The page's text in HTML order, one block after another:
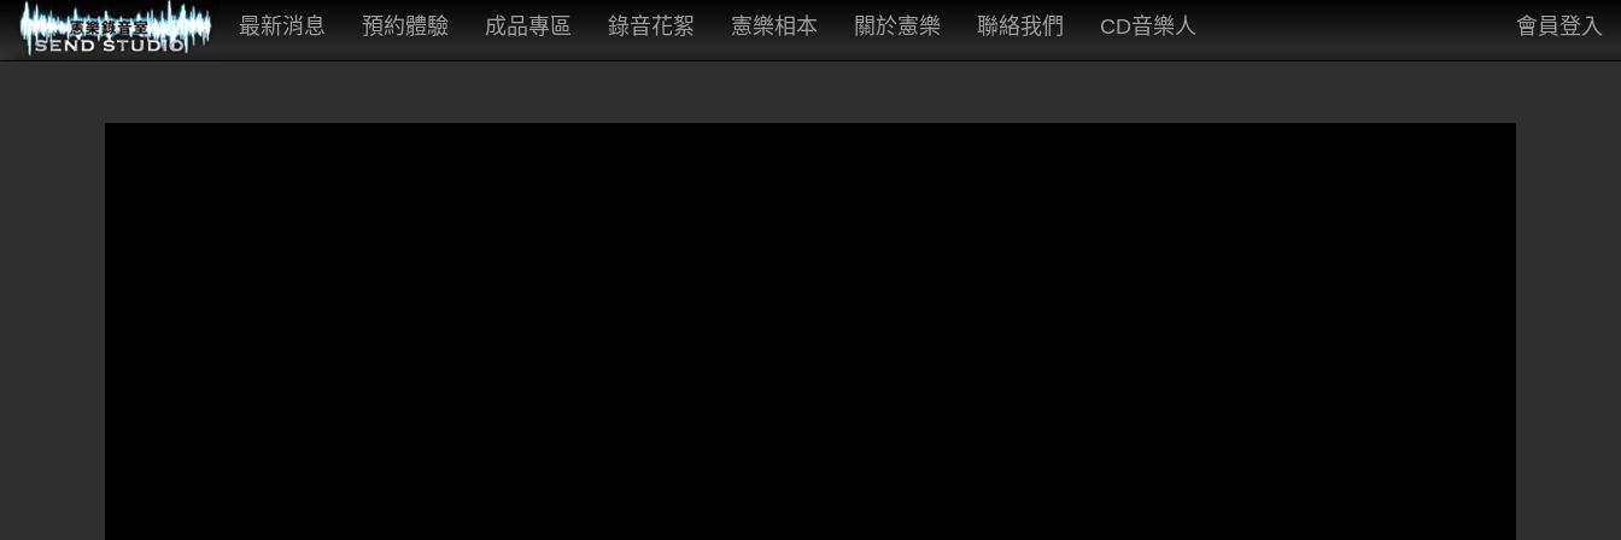
最新消息 預約體驗 成品專區 錄音花絮 憲樂相本 關於憲樂 聯絡我們 CD音樂人 會員登入